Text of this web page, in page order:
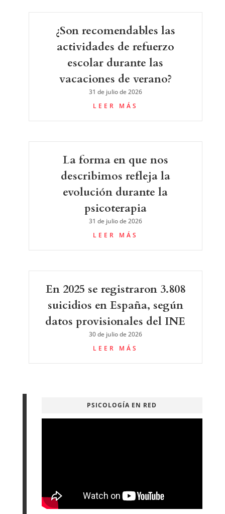
¿Son recomendables las
actividades de refuerzo
escolar durante las
vacaciones de verano?
31 de julio de 2026
LEER MÁS
La forma en que nos
describimos refleja la
evolución durante la
psicoterapia
31 de julio de 2026
LEER MÁS
En 2025 se registraron 3.808
suicidios en España, según
datos provisionales del INE
30 de julio de 2026
LEER MÁS
PSICOLOGÍA EN RED